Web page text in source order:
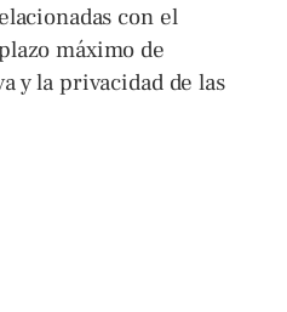
con el
máximo de
y la privacidad de las